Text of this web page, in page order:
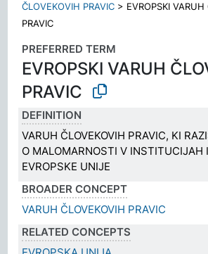
ČLOVEKOVIH PRAVIC > EVROPSKI
PRAVIC
PREFERRED TERM
EVROPSKI VARUH
PRAVIC
DEFINITION
VARUH ČLOVEKOVIH PRAVIC, KI
O MALOMARNOSTI V INSTITUCIJAH
EVROPSKE UNIJE
BROADER CONCEPT
VARUH ČLOVEKOVIH PRAVIC
RELATED CONCEPTS